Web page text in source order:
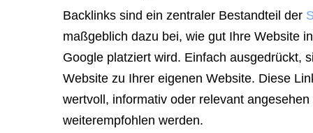
Backlinks sind ein zentraler Bestandteil der
maßgeblich dazu bei, wie gut Ihre Website
Google platziert wird. Einfach ausgedrückt,
Website zu Ihrer eigenen Website. Diese
wertvoll, informativ oder relevant
weiterempfohlen werden.